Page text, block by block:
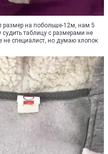
размер на побольше-12м, нам 5
таблицу с размерами не
не специалист, но думаю хлопок